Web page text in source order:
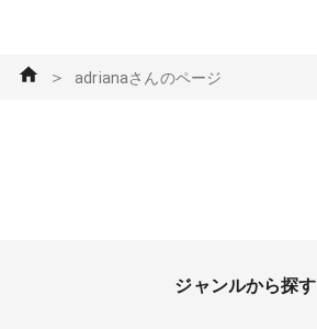
＞ adrianaさんのページ
ジャンルから探す